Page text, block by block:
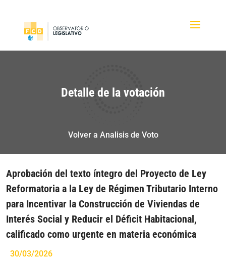
Detalle de la votación
Volver a Analisis de Voto
Aprobación del texto íntegro del Proyecto de Ley
Reformatoria a la Ley de Régimen Tributario Interno
para Incentivar la Construcción de Viviendas de
Interés Social y Reducir el Déficit Habitacional,
calificado como urgente en materia económica
30/03/2026